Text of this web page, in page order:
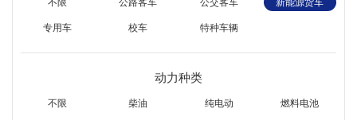
不限 公路客车 公交客车 新能源货车
专用车 校车 特种车辆
动力种类
不限 柴油 纯电动 燃料电池